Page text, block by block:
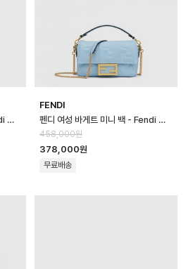
펜디 여성 바게트 미니 백 - Fendi Womens Baguette Mini Bag - …
FENDI
펜디 여성 바게트 미니 백 - Fendi Womens Baguette Mini Bag - …
458,000원
378,000원
무료배송